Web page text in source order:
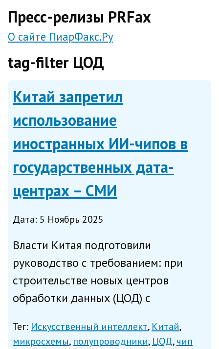
Пресс-релизы PRFax
О сайте ПиарФакс.Ру
tag-filter ЦОД
Китай запретил
использование
иностранных ИИ-чипов в
государственных дата-
центрах – СМИ
Дата: 5 Ноябрь 2025
Власти Китая подготовили
руководство с требованием: при
строительстве новых центров
обработки данных (ЦОД) с
финансирования использовать
Тег: Искусственный интеллект Китай
микросхемы полупроводники ЦОД чип